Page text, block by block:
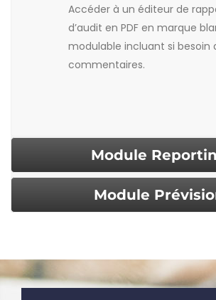
Accéder à un éditeur de
d’audit en PDF en marque
modulable incluant si besoin
commentaires.
Module
Module